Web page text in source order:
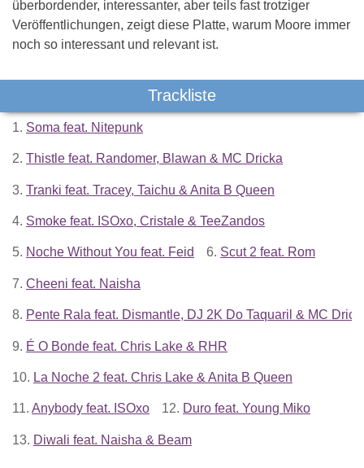
überbordender, interessanter, aber teils fast trotziger
Veröffentlichungen, zeigt diese Platte, warum Moore immer
noch so interessant und relevant ist.
Trackliste
1. Soma feat. Nitepunk
2. Thistle feat. Randomer, Blawan & MC Dricka
3. Tranki feat. Tracey, Taichu & Anita B Queen
4. Smoke feat. ISOxo, Cristale & TeeZandos
5. Noche Without You feat. Feid 6. Scut 2 feat. Rom
7. Cheeni feat. Naisha
8. Pente Rala feat. Dismantle, DJ 2K Do Taquaril & MC
9. É O Bonde feat. Chris Lake & RHR
10. La Noche 2 feat. Chris Lake & Anita B Queen
11. Anybody feat. ISOxo 12. Duro feat. Young Miko
13. Diwali feat. Naisha & Beam